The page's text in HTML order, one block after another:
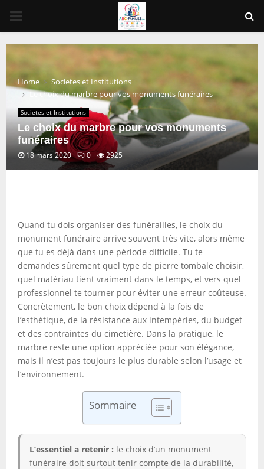
PRIMARY
MENU
Home
Societes et Institutions
Le choix du marbre pour vos monuments funéraires
Societes et Institutions
Le choix du marbre pour vos monuments
funéraires
18 mars 2020 0 2925
Quand tu dois organiser des funérailles, le choix du
monument funéraire arrive souvent très vite, alors même
que tu es déjà dans une période difficile. Tu te
demandes sûrement quel type de pierre tombale choisir,
quel matériau tient vraiment dans le temps, et vers quel
professionnel te tourner pour éviter une erreur coûteuse.
Concrètement, le bon choix dépend à la fois de
l’esthétique, de la résistance aux intempéries, du budget
et des contraintes du cimetière. Dans la pratique, le
marbre reste une option appréciée pour son élégance,
mais il n’est pas toujours le plus durable selon l’usage et
l’environnement.
Sommaire
L’essentiel a retenir : le choix d’un monument
funéraire doit surtout tenir compte de la durabilité,